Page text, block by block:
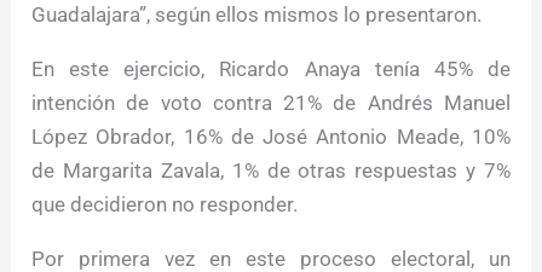
Guadalajara”, según ellos mismos lo presentaron.
En este ejercicio, Ricardo Anaya tenía 45% de
intención de voto contra 21% de Andrés Manuel
López Obrador, 16% de José Antonio Meade, 10%
de Margarita Zavala, 1% de otras respuestas y 7%
que decidieron no responder.
Por primera vez en este proceso electoral, un